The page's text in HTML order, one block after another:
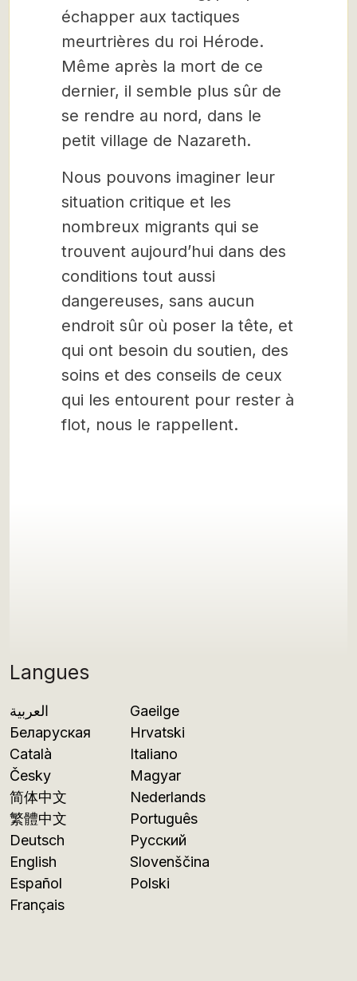
Langues
العربية
Беларуская
Català
Česky
简体中文
繁體中文
Deutsch
English
Español
Français
Gaeilge
Hrvatski
Italiano
Magyar
Nederlands
Português
Русский
Slovenščina
Polski
échapper aux tactiques
meurtrières du roi Hérode.
Même après la mort de ce
dernier, il semble plus sûr de
se rendre au nord, dans le
petit village de Nazareth.
Nous pouvons imaginer leur
situation critique et les
nombreux migrants qui se
trouvent aujourd’hui dans des
conditions tout aussi
dangereuses, sans aucun
endroit sûr où poser la tête, et
qui ont besoin du soutien, des
soins et des conseils de ceux
qui les entourent pour rester à
flot, nous le rappellent.